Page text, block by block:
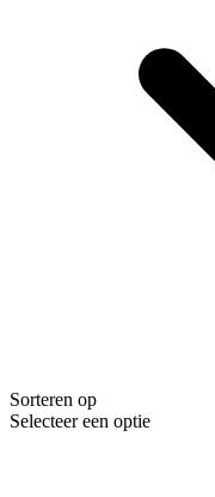
Sorteren op
Selecteer een optie